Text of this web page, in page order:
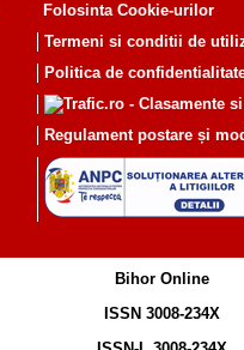
Folosinta Cookie-urilor
Termeni si conditii de
Politica de
Regulament postare și
Bihor Online
ISSN 3008-234X